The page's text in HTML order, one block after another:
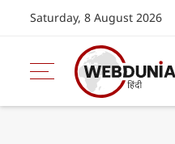
Saturday, 8 August 2026